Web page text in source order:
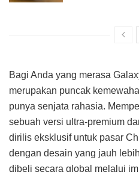
Bagi Anda yang merasa
merupakan puncak
punya senjata rahasia.
sebuah versi ultra-premium
dirilis eksklusif untuk pasar
dengan desain yang jauh
dibeli secara global melalui